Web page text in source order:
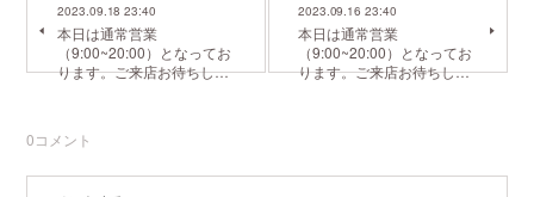
2023.09.18 23:40
本日は通常営業
（9:00~20:00）となってお
ります。ご来店お待ちし…
2023.09.16 23:40
本日は通常営業
（9:00~20:00）となってお
ります。ご来店お待ちし…
0コメント